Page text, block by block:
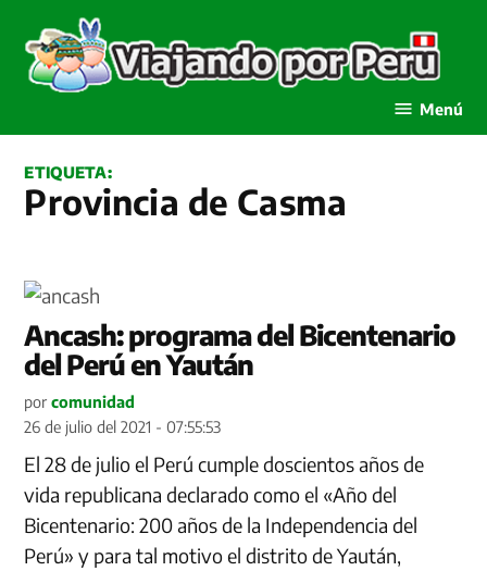
contenido
Menú
ETIQUETA:
Provincia de Casma
Ancash: programa del Bicentenario
del Perú en Yaután
por comunidad
26 de julio del 2021 - 07:55:53
El 28 de julio el Perú cumple doscientos años de
vida republicana declarado como el «Año del
Bicentenario: 200 años de la Independencia del
Perú» y para tal motivo el distrito de Yaután,